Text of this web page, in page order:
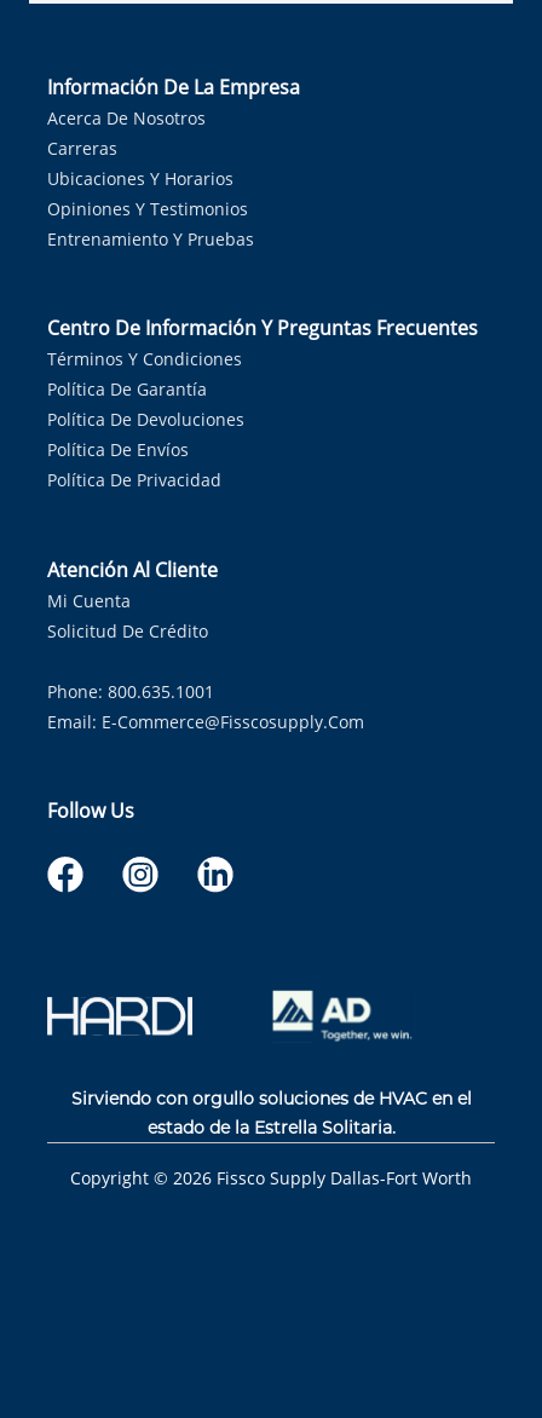
Información De La Empresa
Acerca De Nosotros
Carreras
Ubicaciones Y Horarios
Opiniones Y Testimonios
Entrenamiento Y Pruebas
Centro De Información Y Preguntas Frecuentes
Términos Y Condiciones
Política De Garantía
Política De Devoluciones
Política De Envíos
Política De Privacidad
Atención Al Cliente
Mi Cuenta
Solicitud De Crédito
Phone: 800.635.1001
Email: E-Commerce@fisscosupply.com
Follow Us
Sirviendo con orgullo soluciones de HVAC en el
estado de la Estrella Solitaria.
Copyright © 2026 Fissco Supply Dallas-Fort Worth